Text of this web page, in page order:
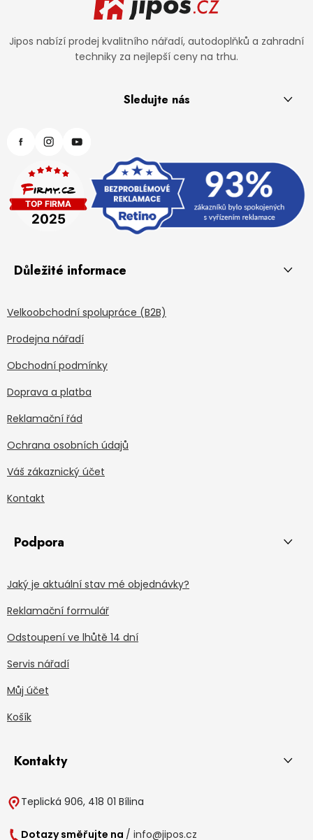
Jipos nabízí prodej kvalitního nářadí, autodoplňků a zahradní
techniky za nejlepší ceny na trhu.
Sledujte nás
Důležité informace
Velkoobchodní spolupráce (B2B)
Prodejna nářadí
Obchodní podmínky
Doprava a platba
Reklamační řád
Ochrana osobních údajů
Váš zákaznický účet
Kontakt
Podpora
Jaký je aktuální stav mé objednávky?
Reklamační formulář
Odstoupení ve lhůtě 14 dní
Servis nářadí
Můj účet
Košík
Kontakty
Teplická 906, 418 01 Bílina
Dotazy směřujte na / info@jipos.cz